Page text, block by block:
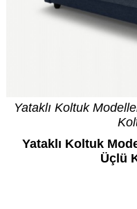
Yataklı Koltuk
Yataklı Koltuk
Üçlü